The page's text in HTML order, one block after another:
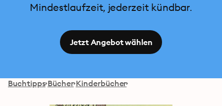
Mindestlaufzeit, jederzeit kündbar.
Jetzt Angebot wählen
Buchtipps Bücher Kinderbücher